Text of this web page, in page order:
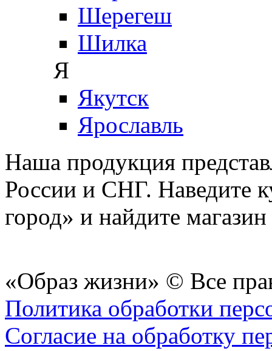
Шерегеш
Шилка
Я
Якутск
Ярославль
Наша продукция
России и СНГ. Наведите
город» и найдите
«Образ жизни» © Все
Политика обработки
Согласие на обработку